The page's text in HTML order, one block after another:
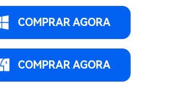
COMPRAR AGORA
COMPRAR AGORA